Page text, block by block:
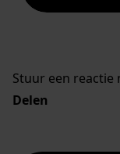
Stuur een reactie
Delen